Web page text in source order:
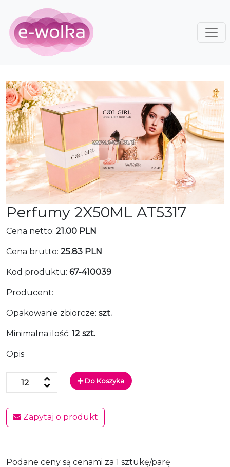
Perfumy 2X50ML AT5317
Cena netto: 21.00 PLN
Cena brutto: 25.83 PLN
Kod produktu: 67-410039
Producent:
Opakowanie zbiorcze: szt.
Minimalna ilość: 12 szt.
Opis
Do Koszyka
Zapytaj o produkt
Podane ceny są cenami za 1 sztukę/parę